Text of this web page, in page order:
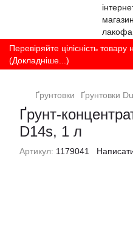
Перевіряйте цілісність
(Докладніше...)
Ґрунтовки Ґрунтовки
Ґрунт-
D14s, 1 л
Артикул: 1179041